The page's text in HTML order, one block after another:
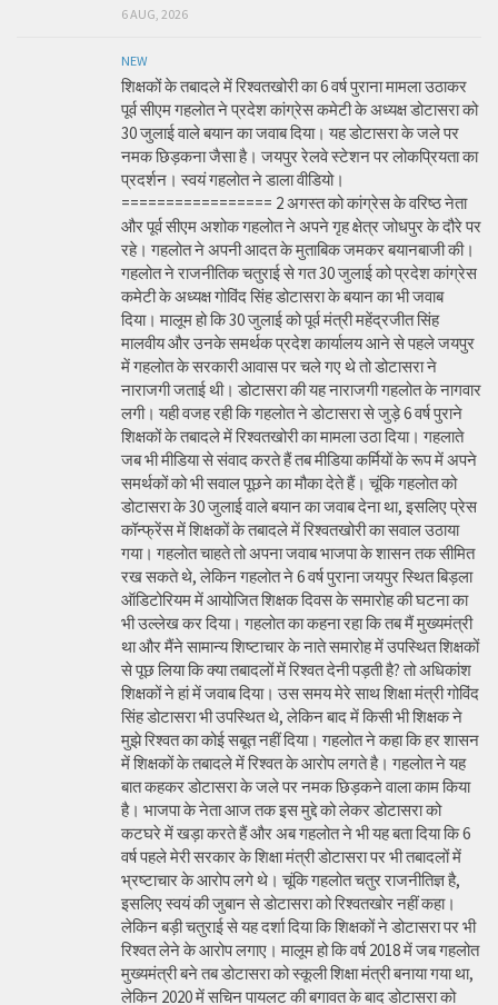
6 AUG, 2026
NEW
शिक्षकों के तबादले में रिश्वतखोरी का 6 वर्ष पुराना मामला उठाकर
पूर्व सीएम गहलोत ने प्रदेश कांग्रेस कमेटी के अध्यक्ष डोटासरा को
30 जुलाई वाले बयान का जवाब दिया। यह डोटासरा के जले पर
नमक छिड़कना जैसा है। जयपुर रेलवे स्टेशन पर लोकप्रियता का
प्रदर्शन। स्वयं गहलोत ने डाला वीडियो।
================= 2 अगस्त को कांग्रेस के वरिष्ठ नेता
और पूर्व सीएम अशोक गहलोत ने अपने गृह क्षेत्र जोधपुर के दौरे पर
रहे। गहलोत ने अपनी आदत के मुताबिक जमकर बयानबाजी की।
गहलोत ने राजनीतिक चतुराई से गत 30 जुलाई को प्रदेश कांग्रेस
कमेटी के अध्यक्ष गोविंद सिंह डोटासरा के बयान का भी जवाब
दिया। मालूम हो कि 30 जुलाई को पूर्व मंत्री महेंद्रजीत सिंह
मालवीय और उनके समर्थक प्रदेश कार्यालय आने से पहले जयपुर
में गहलोत के सरकारी आवास पर चले गए थे तो डोटासरा ने
नाराजगी जताई थी। डोटासरा की यह नाराजगी गहलोत के नागवार
लगी। यही वजह रही कि गहलोत ने डोटासरा से जुड़े 6 वर्ष पुराने
शिक्षकों के तबादले में रिश्वतखोरी का मामला उठा दिया। गहलाते
जब भी मीडिया से संवाद करते हैं तब मीडिया कर्मियों के रूप में अपने
समर्थकों को भी सवाल पूछने का मौका देते हैं। चूंकि गहलोत को
डोटासरा के 30 जुलाई वाले बयान का जवाब देना था, इसलिए प्रेस
कॉन्फ्रेंस में शिक्षकों के तबादले में रिश्वतखोरी का सवाल उठाया
गया। गहलोत चाहते तो अपना जवाब भाजपा के शासन तक सीमित
रख सकते थे, लेकिन गहलोत ने 6 वर्ष पुराना जयपुर स्थित बिड़ला
ऑडिटोरियम में आयोजित शिक्षक दिवस के समारोह की घटना का
भी उल्लेख कर दिया। गहलोत का कहना रहा कि तब मैं मुख्यमंत्री
था और मैंने सामान्य शिष्टाचार के नाते समारोह में उपस्थित शिक्षकों
से पूछ लिया कि क्या तबादलों में रिश्वत देनी पड़ती है? तो अधिकांश
शिक्षकों ने हां में जवाब दिया। उस समय मेरे साथ शिक्षा मंत्री गोविंद
सिंह डोटासरा भी उपस्थित थे, लेकिन बाद में किसी भी शिक्षक ने
मुझे रिश्वत का कोई सबूत नहीं दिया। गहलोत ने कहा कि हर शासन
में शिक्षकों के तबादले में रिश्वत के आरोप लगते है। गहलोत ने यह
बात कहकर डोटासरा के जले पर नमक छिड़कने वाला काम किया
है। भाजपा के नेता आज तक इस मुद्दे को लेकर डोटासरा को
कटघरे में खड़ा करते हैं और अब गहलोत ने भी यह बता दिया कि 6
वर्ष पहले मेरी सरकार के शिक्षा मंत्री डोटासरा पर भी तबादलों में
भ्रष्टाचार के आरोप लगे थे। चूंकि गहलोत चतुर राजनीतिज्ञ है,
इसलिए स्वयं की जुबान से डोटासरा को रिश्वतखोर नहीं कहा।
लेकिन बड़ी चतुराई से यह दर्शा दिया कि शिक्षकों ने डोटासरा पर भी
रिश्वत लेने के आरोप लगाए। मालूम हो कि वर्ष 2018 में जब गहलोत
मुख्यमंत्री बने तब डोटासरा को स्कूली शिक्षा मंत्री बनाया गया था,
लेकिन 2020 में सचिन पायलट की बगावत के बाद डोटासरा को